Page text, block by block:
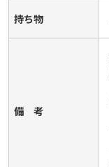
持ち物
備 考